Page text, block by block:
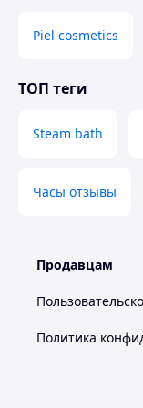
Piel cosmetics
ТОП теги
Steam bath
Часы отзывы
Продавцам
Политика